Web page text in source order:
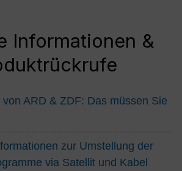
Informationen &
ARD & ZDF: Das müssen Sie
zur Umstellung der
via Satellit und Kabel